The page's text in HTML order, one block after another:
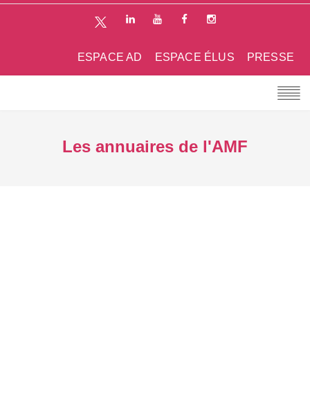
PRESSE
ESPACE ÉLUS
ESPACE AD
Les annuaires de l'AMF